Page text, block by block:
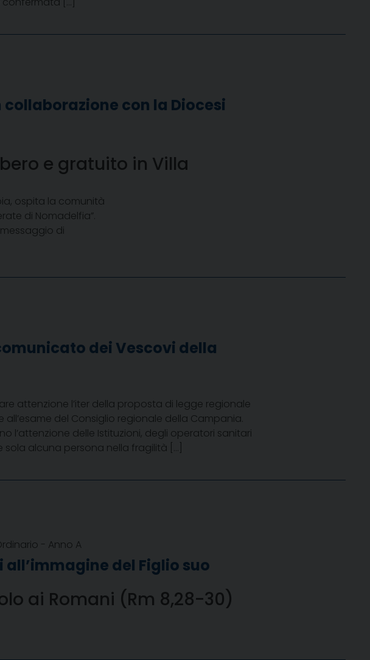
con la Diocesi
e gratuito in Villa
ospita la comunità
di Nomadelfia”.
di
dei Vescovi della
attenzione l’iter della proposta di legge regionale
del Consiglio regionale della Campania.
l’attenzione delle Istituzioni, degli operatori sanitari
sola alcuna persona nella fragilità […]
- Anno A
del Figlio suo
ai Romani (Rm 8,28-30)